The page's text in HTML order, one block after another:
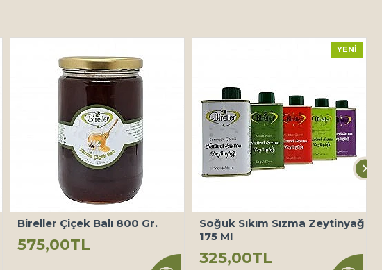
Bireller Çiçek Balı 800 Gr.
575,00TL
YENI
Soğuk Sıkım Sızma Zeytinyağ
175 Ml
325,00TL